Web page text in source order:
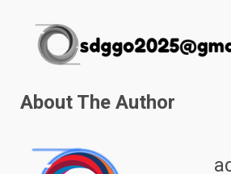
About The Author